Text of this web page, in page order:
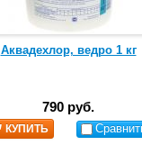
Аквадехлор, ведро 1 кг
790 руб.
КУПИТЬ